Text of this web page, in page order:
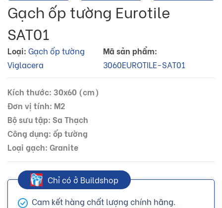
Gạch ốp tường Eurotile
SAT01
Loại: Gạch ốp tường
Viglacera
Mã sản phẩm:
3060EUROTILE-SAT01
Kích thước: 30x60 (cm)
Đơn vị tính: M2
Bộ sưu tập: Sa Thạch
Công dụng: ốp tường
Loại gạch: Granite
Chỉ có ở Buildshop
Cam kết hàng chất lượng chính hãng.